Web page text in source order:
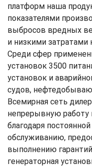
платформ наша
показателями
выбросов вредных
и низкими затратами
Среди сфер
установок 3500
установок и
судов,
Всемирная сеть
непрерывную работу
благодаря
обслуживанию,
выполнению
генераторная